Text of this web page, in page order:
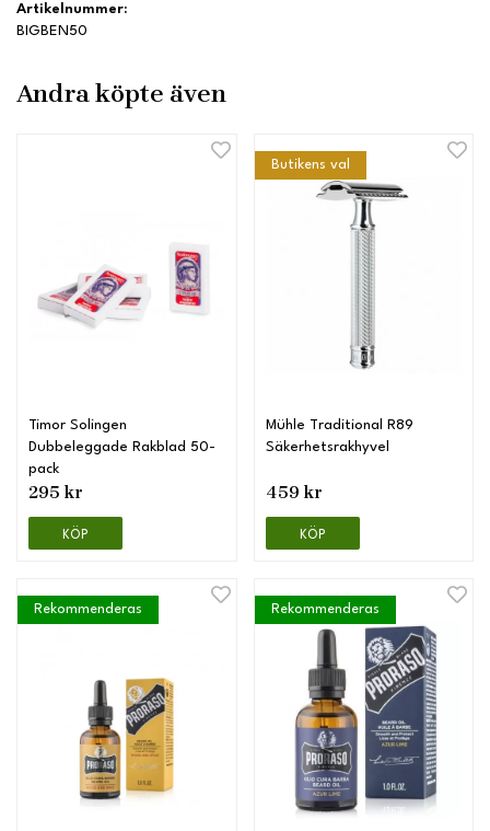
Artikelnummer:
BIGBEN50
Andra köpte även
Timor Solingen
Dubbeleggade Rakblad 50-
pack
295 kr
KÖP
Butikens val
Mühle Traditional R89
Säkerhetsrakhyvel
459 kr
KÖP
Rekommenderas Rekommenderas